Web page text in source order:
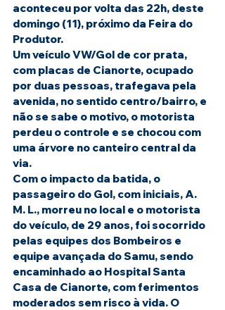
aconteceu por volta das 22h, deste
domingo (11), próximo da Feira do
Produtor.
Um veículo VW/Gol de cor prata,
com placas de Cianorte, ocupado
por duas pessoas, trafegava pela
avenida, no sentido centro/bairro, e
não se sabe o motivo, o motorista
perdeu o controle e se chocou com
uma árvore no canteiro central da
via.
Com o impacto da batida, o
passageiro do Gol, com iniciais, A.
M. L., morreu no local e o motorista
do veículo, de 29 anos, foi socorrido
pelas equipes dos Bombeiros e
equipe avançada do Samu, sendo
encaminhado ao Hospital Santa
Casa de Cianorte, com ferimentos
moderados sem risco à vida. O